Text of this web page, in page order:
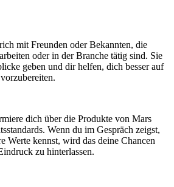
mit Freunden oder Bekannten, die
oder in der Branche tätig sind. Sie
geben und dir helfen, dich besser auf
dich über die Produkte von Mars
Wenn du im Gespräch zeigst,
Werte kennst, wird das deine Chancen
zu hinterlassen.